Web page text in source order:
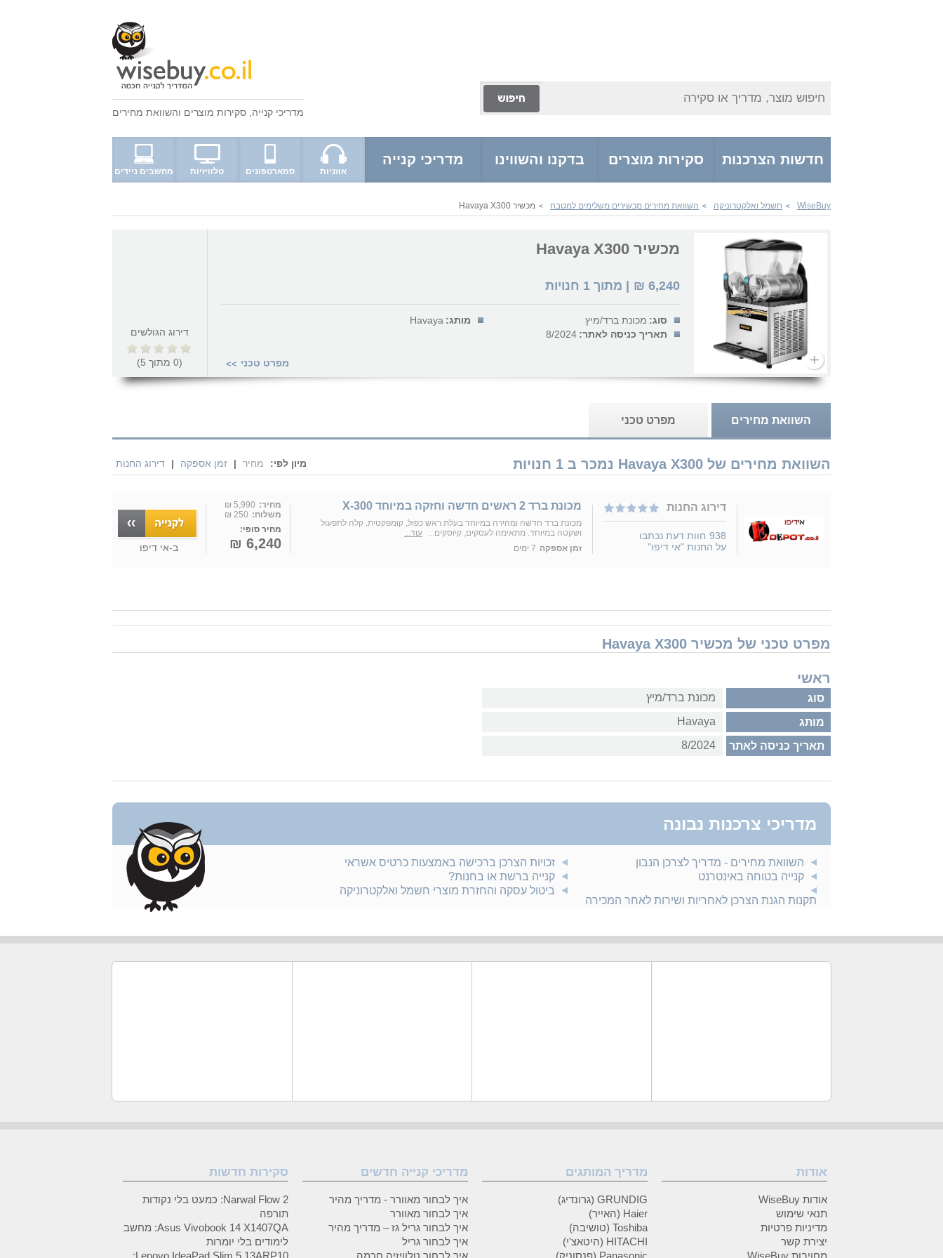
חיפוש מוצר, מדריך או סקירה
מדריכי קנייה סקירות מוצרים והשוואת מחירים
חדשות הצרכנות סקירות מוצרים בדקנו והשווינו מדריכי קנייה
אוזניות סמארטפונים טלוויזיות מחשבים ניידים
WiseBuy
> חשמל ואלקטרוניקה > השוואת מחירים מכשירים משלימים למטבח > מכשיר Havaya X300
מכשיר Havaya X300
6,240
₪ | מתוך 1 חנויות
סוג: מכונת ברד/מיץ מותג: Havaya
תאריך כניסה לאתר: 8/2024
מפרט טכני >>
דירוג הגולשים
(
0 מתוך 5
)
השוואת מחירים מפרט טכני
השוואת מחירים של Havaya X300 נמכר ב 1 חנויות מיון לפי: מחיר | זמן אספקה | דירוג החנות
דירוג החנות
938 חוות דעת נכתבו
על החנות "אי דיפו"
מכונת ברד 2 ראשים חדשה וחזקה במיוחד X-300
מכונת ברד חדשה ומהירה במיוחד בעלת ראש כפול, קומפקטית, קלה לתפעול
ושקטה במיוחד. מתאימה לעסקים, קיוסקים...
עוד...
זמן אספקה 7 ימים
מחיר: 5,990 ₪
משלוח: 250 ₪
מחיר סופי:
6,240 ₪ ב-אי דיפו
מפרט טכני של מכשיר Havaya X300
ראשי
סוג מכונת ברד/מיץ
מותג Havaya
תאריך כניסה לאתר 8/2024
מדריכי צרכנות נבונה
השוואת מחירים - מדריך לצרכן הנבון
קנייה בטוחה באינטרנט
תקנות הגנת הצרכן לאחריות ושירות לאחר המכירה
זכויות הצרכן ברכישה באמצעות כרטיס אשראי
קנייה ברשת או בחנות?
ביטול עסקה והחזרת מוצרי חשמל ואלקטרוניקה
אודות
אודות WiseBuy
תנאי שימוש
מדיניות פרטיות
יצירת קשר
מחויבות WiseBuy
מדריך המותגים
GRUNDIG (גרונדיג)
Haier (האייר)
Toshiba (טושיבה)
HITACHI (היטאצ'י)
Panasonic (פנסוניק)
מדריכי קנייה חדשים
איך לבחור מאוורר - מדריך מהיר
איך לבחור מאוורר
איך לבחור גריל גז – מדריך מהיר
איך לבחור גריל
איך לבחור טלוויזיה חכמה
סקירות חדשות
Narwal Flow 2: כמעט בלי נקודות
תורפה
Asus Vivobook 14 X1407QA: מחשב
לימודים בלי יומרות
Lenovo IdeaPad Slim 5 13ARP10: